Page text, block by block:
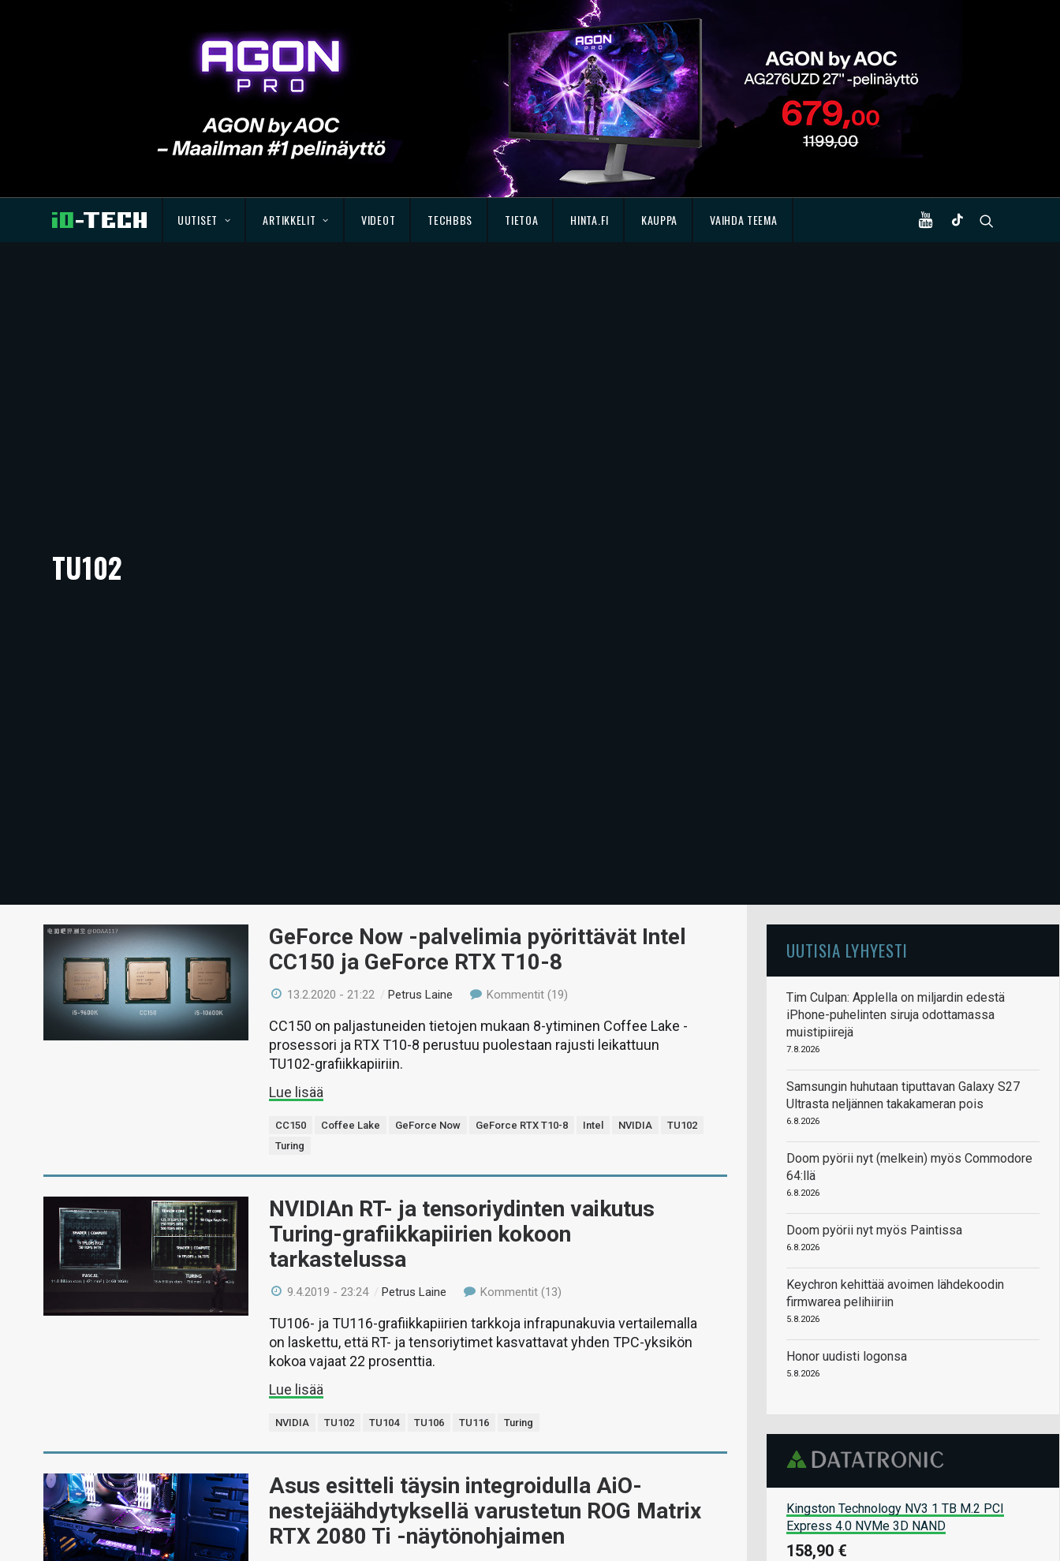
UUTISET ARTIKKELIT VIDEOT TECHBBS TIETOA HINTA.FI KAUPPA VAIHDA TEEMA
TU102
GeForce Now -palvelimia pyörittävät Intel
CC150 ja GeForce RTX T10-8
13.2.2020 - 21:22 /Petrus Laine Kommentit (19)
CC150 on paljastuneiden tietojen mukaan 8-ytiminen Coffee Lake -
prosessori ja RTX T10-8 perustuu puolestaan rajusti leikattuun
TU102-grafiikkapiiriin.
Lue lisää
CC150 Coffee Lake GeForce Now GeForce RTX T10-8 Intel NVIDIA
TU102
Turing
NVIDIAn RT- ja tensoriydinten vaikutus
Turing-grafiikkapiirien kokoon
tarkastelussa
9.4.2019 - 23:24 /Petrus Laine Kommentit (13)
TU106- ja TU116-grafiikkapiirien tarkkoja infrapunakuvia vertailemalla
on laskettu, että RT- ja tensoriytimet kasvattavat yhden TPC-yksikön
kokoa vajaat 22 prosenttia.
Lue lisää
NVIDIA TU102 TU104 TU106 TU116 Turing
Asus esitteli täysin integroidulla AiO-
nestejäähdytyksellä varustetun ROG Matrix
RTX 2080 Ti -näytönohjaimen
UUTISIA LYHYESTI
Tim Culpan: Applella on miljardin edestä
iPhone-puhelinten siruja odottamassa
muistipiirejä
7.8.2026
Samsungin huhutaan tiputtavan Galaxy S27
Ultrasta neljännen takakameran pois
6.8.2026
Doom pyörii nyt (melkein) myös Commodore
64:llä
6.8.2026
Doom pyörii nyt myös Paintissa
6.8.2026
Keychron kehittää avoimen lähdekoodin
firmwarea pelihiiriin
5.8.2026
Honor uudisti logonsa
5.8.2026
Kingston Technology NV3 1 TB M.2 PCI
Express 4.0 NVMe 3D NAND
158,90 €